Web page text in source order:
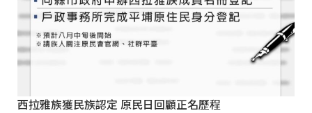
西拉雅族獲民族認定 原民日回顧正名歷程